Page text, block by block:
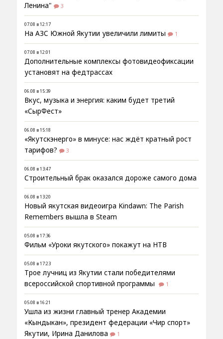
Ленина"
3
07.08 в 12:17
На АЗС Южной Якутии увеличили лимиты 1
07.08 в 12:01
Дополнительные комплексы фотовидеофиксации
установят на федтрассах
06.08 в 15:39
Вкус, музыка и энергия: каким будет третий
«СырФест»
06.08 в 15:18
«Якутскэнерго» в минусе: нас ждёт кратный рост
тарифов?
3
06.08 в 13:47
Строительный брак оказался дороже самого дома
06.08 в 13:20
Новый якутская видеоигра Kindawn: The Parish
Remembers вышла в Steam
05.08 в 17:36
Фильм «Уроки якутского» покажут на НТВ
05.08 в 17:23
Трое лучниц из Якутии стали победителями
всероссийской спортивной программы
1
05.08 в 16:21
Ушла из жизни главный тренер Академии
«Кындыкан», президент федерации «Чир спорт»
Якутии, Ирина Данилова
1